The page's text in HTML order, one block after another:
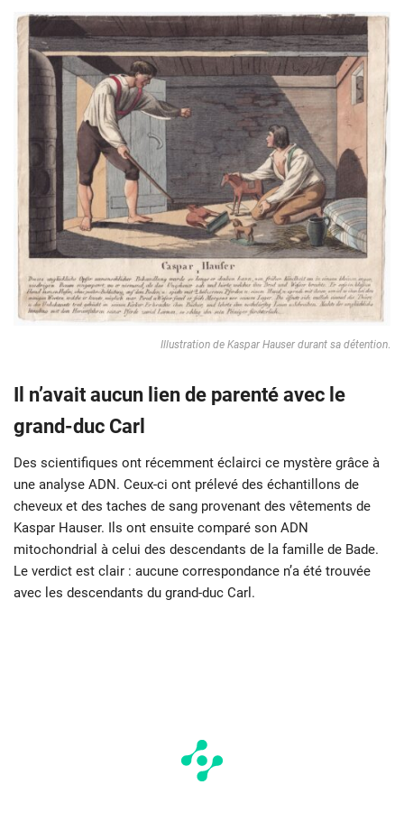
Illustration de Kaspar Hauser durant sa détention.
Il n’avait aucun lien de parenté avec le
grand-duc Carl
Des scientifiques ont récemment éclairci ce mystère grâce à
une analyse ADN. Ceux-ci ont prélevé des échantillons de
cheveux et des taches de sang provenant des vêtements de
Kaspar Hauser. Ils ont ensuite comparé son ADN
mitochondrial à celui des descendants de la famille de Bade.
Le verdict est clair : aucune correspondance n’a été trouvée
avec les descendants du grand-duc Carl.